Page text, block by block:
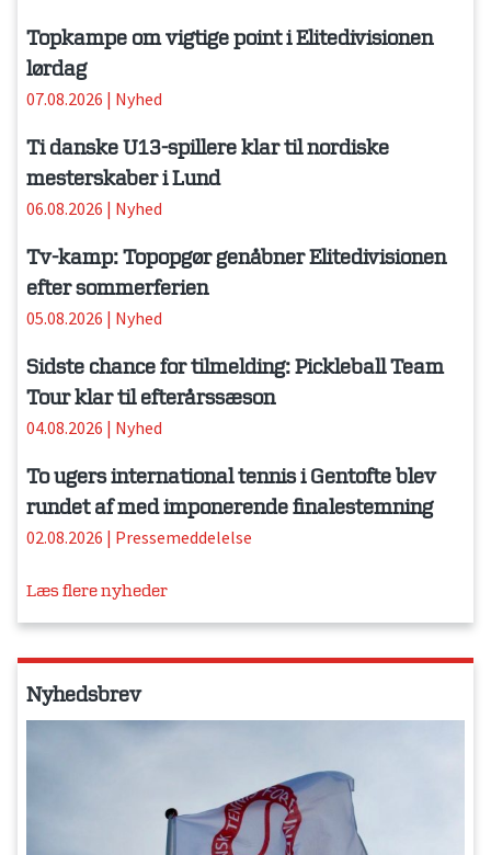
Topkampe om vigtige point i Elitedivisionen
lørdag
07.08.2026 | Nyhed
Ti danske U13-spillere klar til nordiske
mesterskaber i Lund
06.08.2026 | Nyhed
Tv-kamp: Topopgør genåbner Elitedivisionen
efter sommerferien
05.08.2026 | Nyhed
Sidste chance for tilmelding: Pickleball Team
Tour klar til efterårssæson
04.08.2026 | Nyhed
To ugers international tennis i Gentofte blev
rundet af med imponerende finalestemning
02.08.2026 | Pressemeddelelse
Læs flere nyheder
Nyhedsbrev